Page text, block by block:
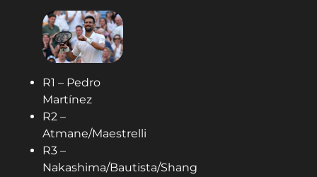
R1 – Pedro
Martínez
R2 –
Atmane/Maestrelli
R3 –
Nakashima/Bautista/Shang